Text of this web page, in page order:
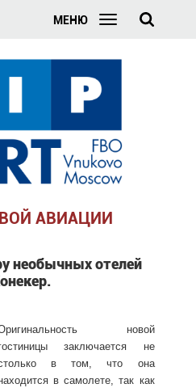
МЕНЮ
АВИАЦИИ
необычных отелей
новой
заключается не
в том, что она
в самолете, так как